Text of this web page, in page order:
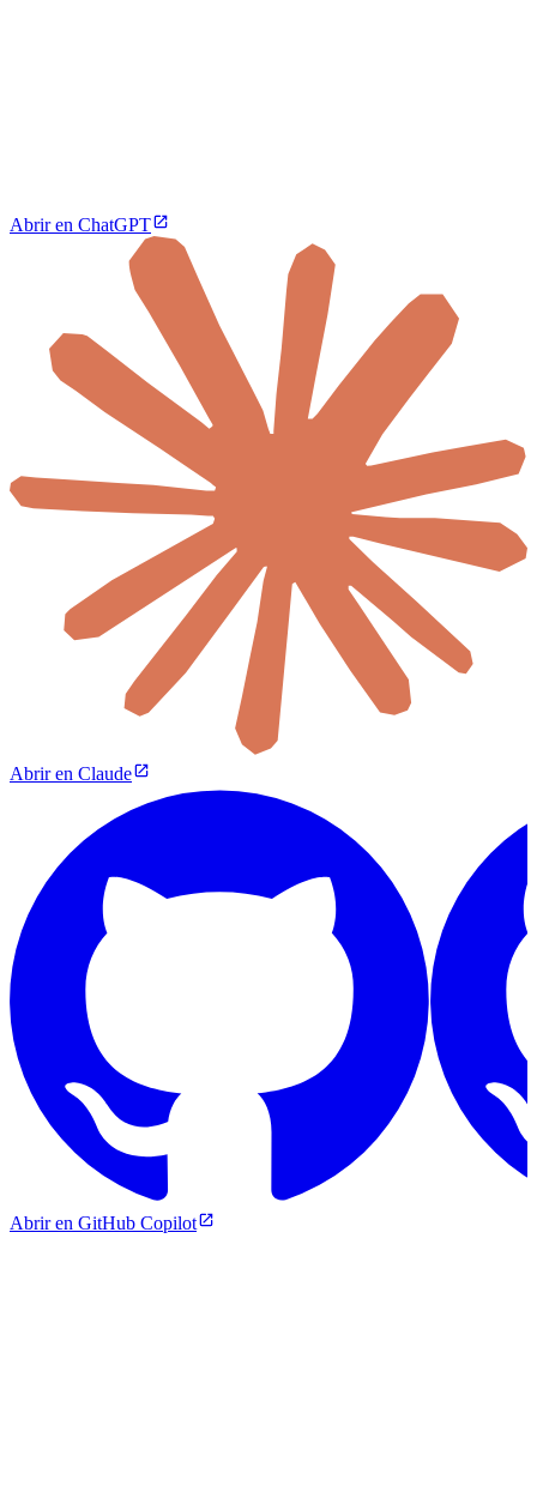
Abrir en ChatGPT
Abrir en Claude
Abrir en GitHub Copilot